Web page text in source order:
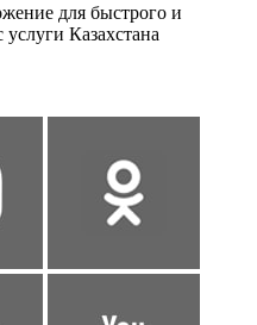
для быстрого и
Казахстана